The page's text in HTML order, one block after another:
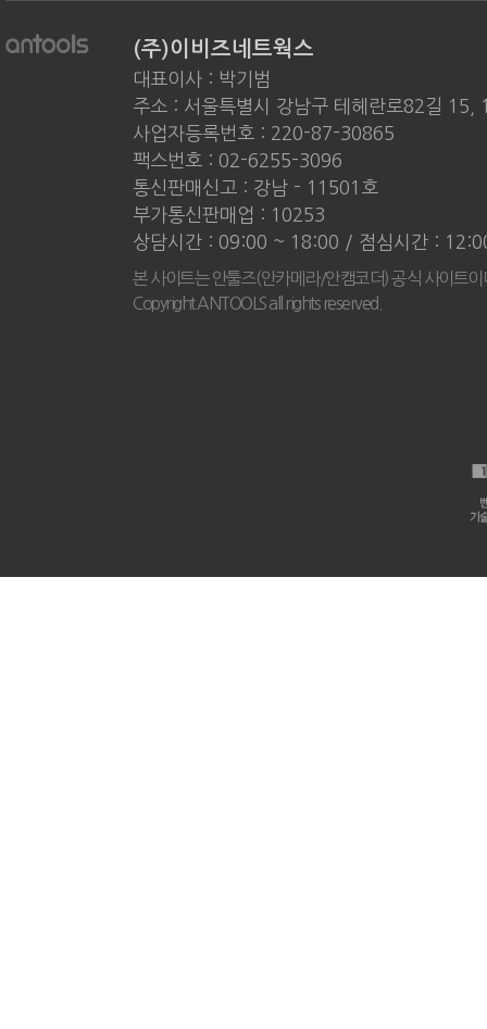
(주)이비즈네트웍스
대표이사 : 박기범
주소 : 서울특별시 강남구 테헤란로82길 15,
사업자등록번호 : 220-87-30865
팩스번호 : 02-6255-3096
통신판매신고 : 강남 - 11501호
부가통신판매업 : 10253
상담시간 : 09:00 ~ 18:00 / 점심시간 :
본 사이트는 안툴즈(안카메라/안캠코더) 공식 사이트
Copyright ANTOOLS all rights reserved.